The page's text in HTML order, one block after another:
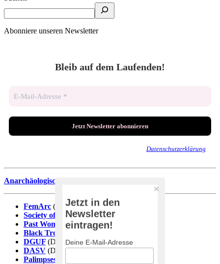
Abonniere unseren Newsletter
Bleib auf dem Laufenden!
Datenschutzerklärung
Anarchäologische Literaturdatenbank
FemArc (DE)
Society of Black Archaeologists
Past Women(EN)
Black Trowel Collectiv
DGUF (DE)
DASV (DE)
Palimpsestos
Jetzt in den
Newsletter
eintragen!
Deine E-Mail-Adresse